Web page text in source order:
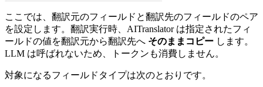
ここでは、翻訳元のフィールドと翻訳先のフィールドのペア
を設定します。翻訳実行時、AITranslator は指定されたフィ
ールドの値を翻訳元から翻訳先へ そのままコピー します。
LLM は呼ばれないため、トークンも消費しません。
対象になるフィールドタイプは次のとおりです。